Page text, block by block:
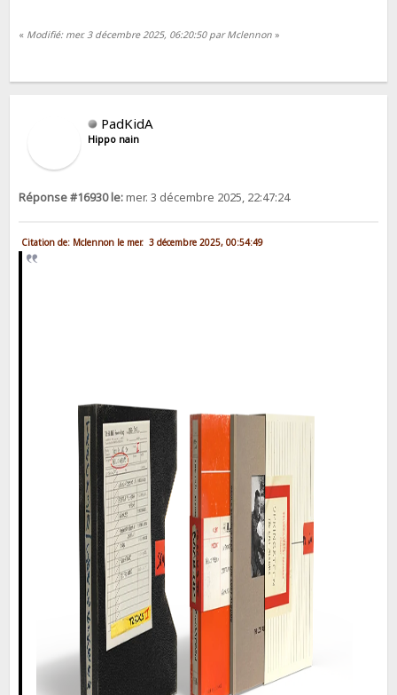
« Modifié: mer. 3 décembre 2025, 06:20:50 par Mclennon »
PadKidA
Hippo nain
Réponse #16930 le:mer. 3 décembre 2025, 22:47:24
Citation de: Mclennon le mer. 3 décembre 2025, 00:54:49